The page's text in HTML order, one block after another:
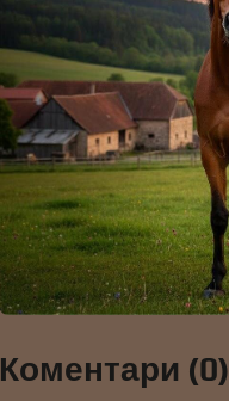
Коментари (0)